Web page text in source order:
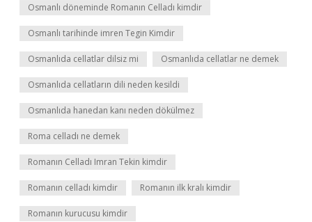
Osmanlı döneminde Romanın Celladı kimdir
Osmanlı tarihinde imren Tegin Kimdir
Osmanlıda cellatlar dilsiz mi Osmanlıda cellatlar ne demek
Osmanlıda cellatların dili neden kesildi
Osmanlıda hanedan kanı neden dökülmez
Roma celladı ne demek
Romanın Celladı Imran Tekin kimdir
Romanın celladı kimdir Romanın ilk kralı kimdir
Romanın kurucusu kimdir